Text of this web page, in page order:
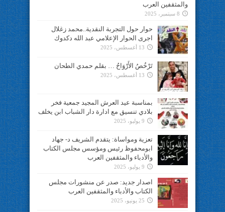
والمثقفين العرب
8 سبتمبر، 2025
حوار حول التجربة النقدية..محمد زغلال
اجرى الحوار الإعلامي عبد الله دكدوك
13 أغسطس، 2025
تَرْخُصُ الأَرْوَاحُ … بقلم حمدي الطحان
13 أغسطس، 2025
بمناسبة عيد العرش المجيد جمعية فخر
بلادي تنسيق مع ادارة دار الشباب ابن يخلف
9 يوليو، 2025
تعزية ومواساة: يتقدم الشريف د- جهاد
ابومحفوظ رئيس ومؤسس مجلس الكتاب
والأدباء والمثقفين العرب
9 يوليو، 2025
اصدار جديد: صدر عن منشورات مجلس
الكتاب والأدباء والمثقفين العرب
25 يونيو، 2025